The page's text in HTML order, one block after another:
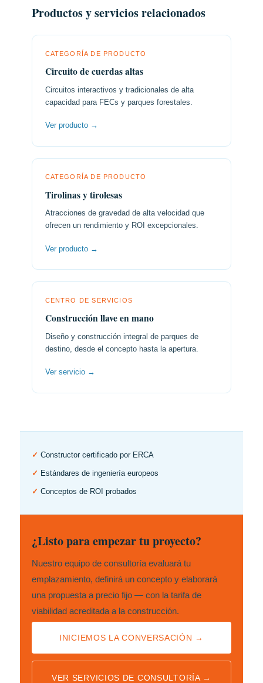
Productos y servicios relacionados
CATEGORÍA DE PRODUCTO
Circuito de cuerdas altas
Circuitos interactivos y tradicionales de alta
capacidad para FECs y parques forestales.
Ver producto →
CATEGORÍA DE PRODUCTO
Tirolinas y tirolesas
Atracciones de gravedad de alta velocidad que
ofrecen un rendimiento y ROI excepcionales.
Ver producto →
CENTRO DE SERVICIOS
Construcción llave en mano
Diseño y construcción integral de parques de
destino, desde el concepto hasta la apertura.
Ver servicio →
✓ Constructor certificado por ERCA
✓ Estándares de ingeniería europeos
✓ Conceptos de ROI probados
¿Listo para empezar tu proyecto?
Nuestro equipo de consultoría evaluará tu
emplazamiento, definirá un concepto y elaborará
una propuesta a precio fijo — con la tarifa de
viabilidad acreditada a la construcción.
INICIEMOS LA CONVERSACIÓN →
VER SERVICIOS DE CONSULTORÍA →